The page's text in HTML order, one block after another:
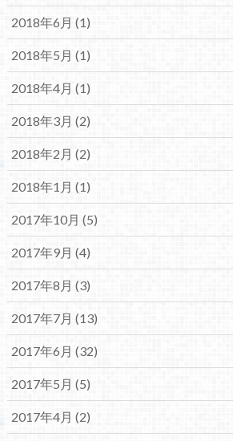
2018年6月 (1)
2018年5月 (1)
2018年4月 (1)
2018年3月 (2)
2018年2月 (2)
2018年1月 (1)
2017年10月 (5)
2017年9月 (4)
2017年8月 (3)
2017年7月 (13)
2017年6月 (32)
2017年5月 (5)
2017年4月 (2)